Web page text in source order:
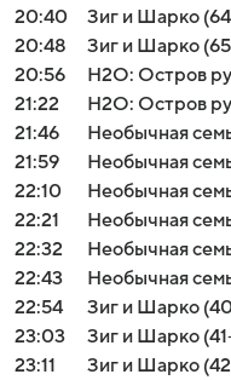
20:40
Зиг и Шарко
20:48
Зиг и Шарко
20:56
H2O: Остров
21:22
H2O: Остров
21:46
Необычная
21:59
Необычная
22:10
Необычная
22:21
Необычная
22:32
Необычная
22:43
Необычная
22:54
Зиг и Шарко
23:03
Зиг и Шарко
23:11
Зиг и Шарко